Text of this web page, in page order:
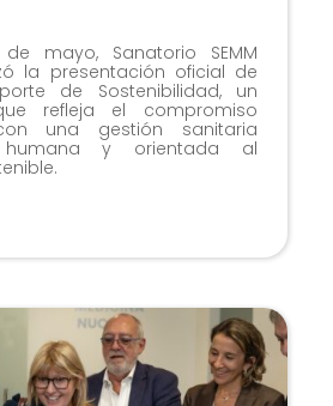
mayo, Sanatorio SEMM
la presentación oficial de
de Sostenibilidad, un
refleja el compromiso
una gestión sanitaria
humana y orientada al